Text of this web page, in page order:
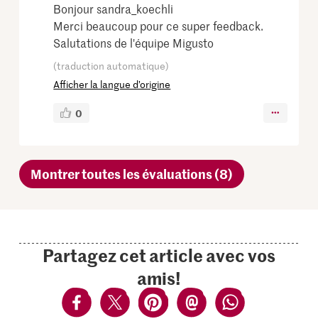
Bonjour sandra_koechli
Merci beaucoup pour ce super feedback.
Salutations de l'équipe Migusto
(traduction automatique)
Afficher la langue d’origine
0
Montrer toutes les évaluations (8)
Partagez cet article avec vos
amis!